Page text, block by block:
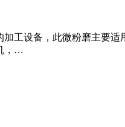
工设备，此微粉磨主要
，…